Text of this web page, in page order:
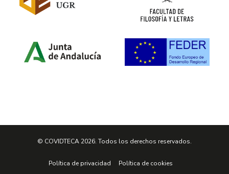
© COVIDTECA 2026. Todos los derechos reservados.
Política de privacidad Política de cookies